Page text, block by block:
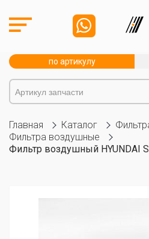
по артикулу
Главная Каталог
Фильтра воздушные
Фильтр воздушный HYUNDAI